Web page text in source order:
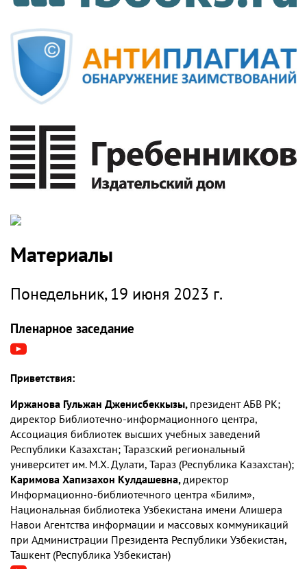
Материалы
Понедельник, 19 июня 2023 г.
Пленарное заседание
Приветствия:
Иржанова Гульжан Дженисбеккызы, президент АБВ РК;
директор Библиотечно-информационного центра,
Ассоциация библиотек высших учебных заведений
Республики Казахстан; Таразский региональный
университет им. М.Х. Дулати, Тараз (Республика Казахстан);
Каримова Хапизахон Кулдашевна, директор
Информационно-библиотечного центра «Билим»,
Национальная библиотека Узбекистана имени Алишера
Навои Агентства информации и массовых коммуникаций
при Администрации Президента Республики Узбекистан,
Ташкент (Республика Узбекистан)